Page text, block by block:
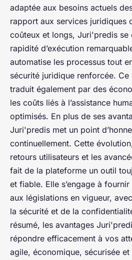
adaptée aux besoins actuels
rapport aux services juridiques
coûteux et longs, Juri'predis se
rapidité d’exécution
automatise les processus tout
sécurité juridique renforcée. Ce
traduit également par des
les coûts liés à l’assistance
optimisés. En plus de ses
Juri'predis met un point
continuellement. Cette
retours utilisateurs et les
fait de la plateforme un outil
et fiable. Elle s’engage à
aux législations en vigueur,
la sécurité et de la
résumé, les avantages
répondre efficacement à vos
agile, économique, sécurisée